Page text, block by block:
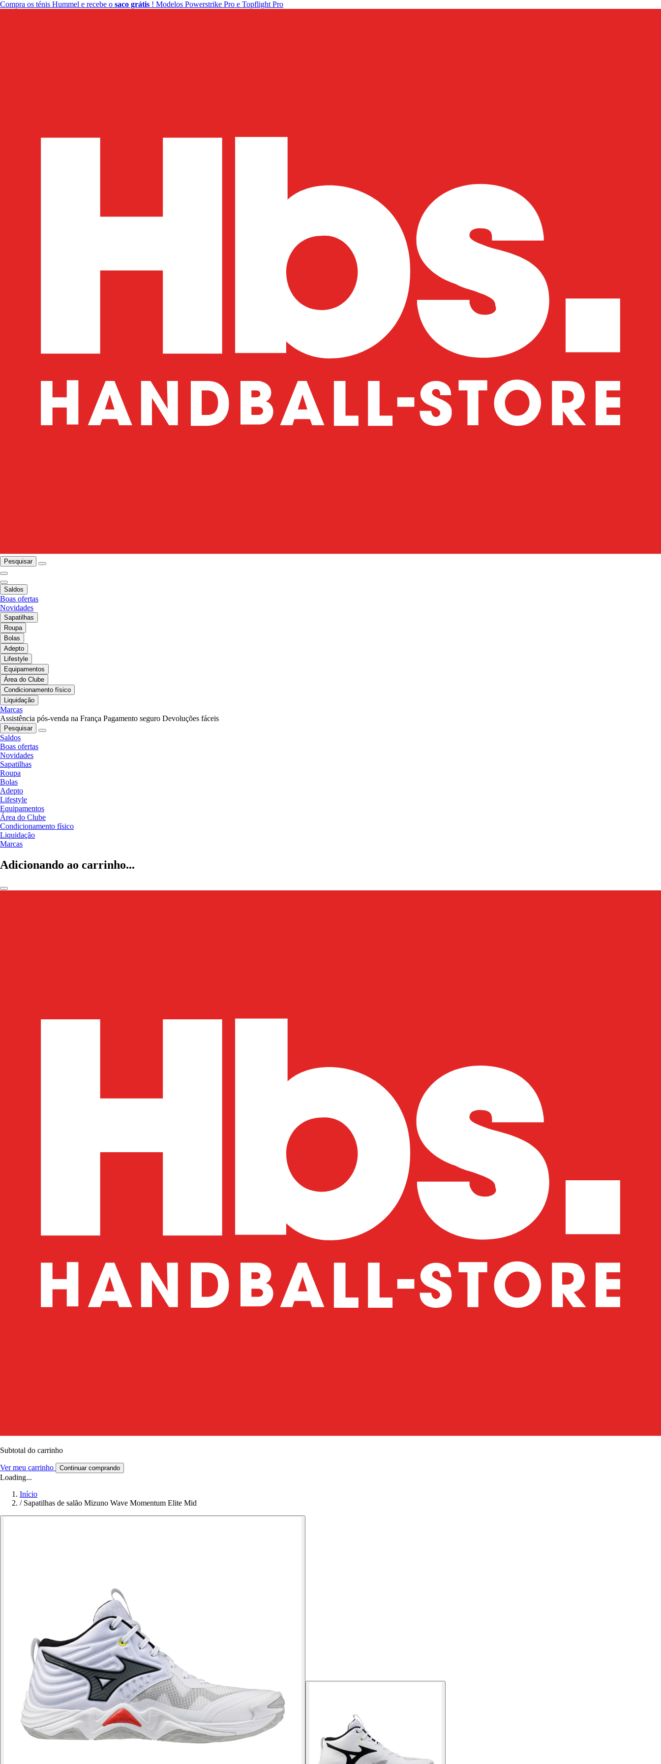
Compra os ténis Hummel e recebe o saco grátis ! Modelos Powerstrike Pro e Topflight Pro
Pesquisar
Saldos
Boas ofertas
Novidades
Sapatilhas
Roupa
Bolas
Adepto
Lifestyle
Equipamentos
Área do Clube
Condicionamento físico
Liquidação
Marcas
Assistência pós-venda na França Pagamento seguro Devoluções fáceis
Pesquisar
Saldos
Boas ofertas
Novidades
Sapatilhas
Roupa
Bolas
Adepto
Lifestyle
Equipamentos
Área do Clube
Condicionamento físico
Liquidação
Marcas
Adicionando ao carrinho...
Subtotal do carrinho
Ver meu carrinho Continuar comprando
Loading...
Início
/ Sapatilhas de salão Mizuno Wave Momentum Elite Mid